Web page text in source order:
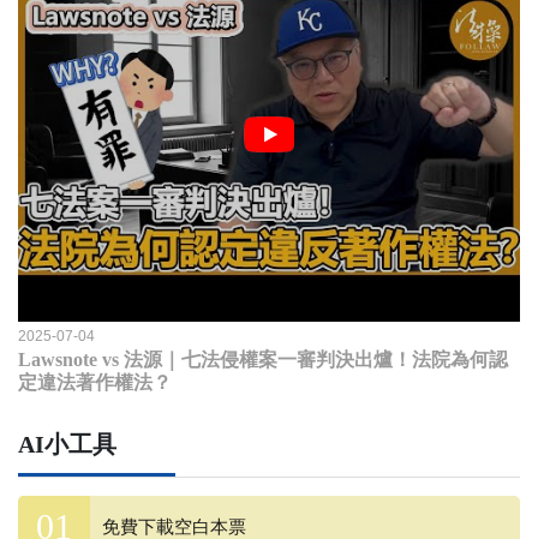
2025-07-04
Lawsnote vs 法源｜七法侵權案一審判決出爐！法院為何認
定違法著作權法？
AI小工具
免費下載空白本票